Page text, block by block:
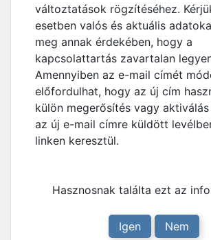
változtatások rögzítéséhez.
esetben valós és aktuális
meg annak érdekében, hogy a
kapcsolattartás zavartalan
Amennyiben az e-mail címét
előfordulhat, hogy az új cím
külön megerősítés vagy
az új e-mail címre küldött
linken keresztül.
Hasznosnak találta ezt az
Igen Nem